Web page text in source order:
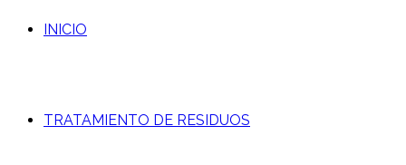
INICIO
TRATAMIENTO DE RESIDUOS